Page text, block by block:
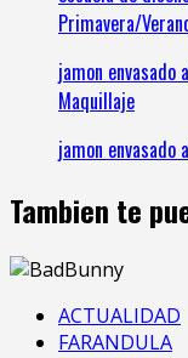
Primavera/
jamon envasado
Maquillaje
jamon envasado
Tambien te
ACTUALIDAD
FARANDULA